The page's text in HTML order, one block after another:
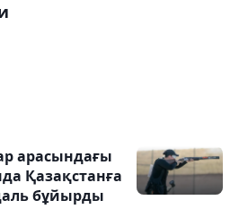
арасындағы
Қазақстанға
бұйырды